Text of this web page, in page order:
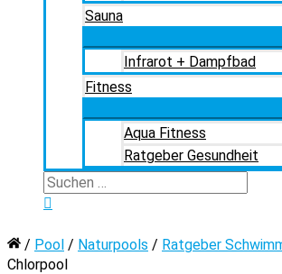
Sauna
Infrarot + Dampfbad
Fitness
Aqua Fitness
Ratgeber Gesundheit
Suchen
nach:
Home
/ Pool / Naturpools / Ratgeber
Chlorpool